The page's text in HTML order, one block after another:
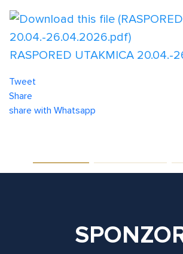
RASPORED UTAKMICA 20.04.-
Tweet
Share
share with Whatsapp